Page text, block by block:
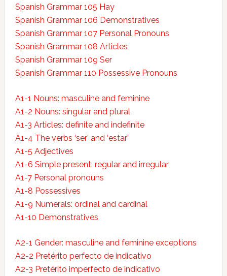
Spanish Grammar 105 Hay
Spanish Grammar 106 Demonstratives
Spanish Grammar 107 Personal Pronouns
Spanish Grammar 108 Articles
Spanish Grammar 109 Ser
Spanish Grammar 110 Possessive Pronouns
A1-1 Nouns: masculine and feminine
A1-2 Nouns: singular and plural
A1-3 Articles: definite and indefinite
A1-4 The verbs ‘ser’ and ‘estar’
A1-5 Adjectives
A1-6 Simple present: regular and irregular
A1-7 Personal pronouns
A1-8 Possessives
A1-9 Numerals: ordinal and cardinal
A1-10 Demonstratives
A2-1 Gender: masculine and feminine exceptions
A2-2 Pretérito perfecto de indicativo
A2-3 Pretérito imperfecto de indicativo